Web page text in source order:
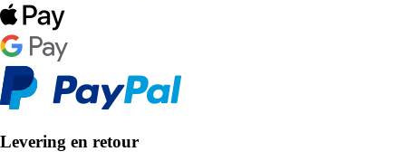
Levering en retour